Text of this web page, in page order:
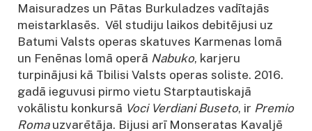
Maisuradzes un Pātas Burkuladzes vadītajās
meistarklasēs. Vēl studiju laikos debitējusi uz
Batumi Valsts operas skatuves Karmenas lomā
un Fenēnas lomā operā Nabuko, karjeru
turpinājusi kā Tbilisi Valsts operas soliste. 2016.
gadā ieguvusi pirmo vietu Starptautiskajā
vokālistu konkursā Voci Verdiani Buseto, ir Premio
Roma uzvarētāja. Bijusi arī Monseratas Kavaljē